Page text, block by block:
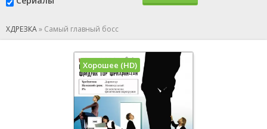
ХДРЕЗКА» Самый главный босс
Хорошее (HD)